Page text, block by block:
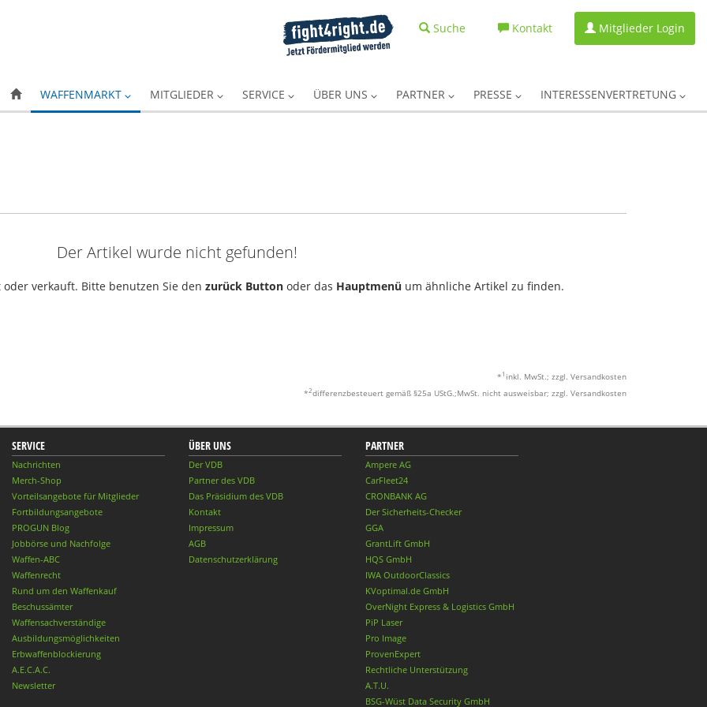
Suche Kontakt Mitglieder Login
WAFFENMARKT MITGLIEDER SERVICE ÜBER UNS PARTNER PRESSE INTERESSENVERTRETUNG
Der Artikel wurde nicht gefunden!
verkauft. Bitte benutzen Sie den zurück Button oder das Hauptmenü um ähnliche Artikel zu finden.
* 1 inkl. MwSt.; zzgl. Versandkosten
*2differenzbesteuert gemäß §25a UStG.;MwSt. nicht ausweisbar; zzgl. Versandkosten
SERVICE
Nachrichten
Merch-Shop
Vorteilsangebote für Mitglieder
Fortbildungsangebote
PROGUN Blog
Jobbörse und Nachfolge
Waffen-ABC
Waffenrecht
Rund um den Waffenkauf
Beschussämter
Waffensachverständige
Ausbildungsmöglichkeiten
Erbwaffenblockierung
A.E.C.A.C.
Newsletter
ÜBER UNS
Der VDB
Partner des VDB
Das Präsidium des VDB
Kontakt
Impressum
AGB
Datenschutzerklärung
PARTNER
Ampere AG
CarFleet24
CRONBANK AG
Der Sicherheits-Checker
GGA
GrantLift GmbH
HQS GmbH
IWA OutdoorClassics
KVoptimal.de GmbH
OverNight Express & Logistics GmbH
PiP Laser
Pro Image
ProvenExpert
Rechtliche Unterstützung
A.T.U.
BSG-Wüst Data Security GmbH